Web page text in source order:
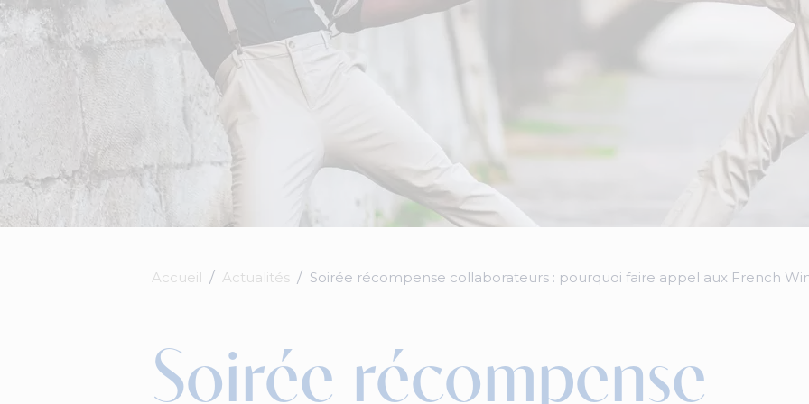
Accueil Actualités Soirée récompense collaborateurs : pourquoi faire appel aux French
Soirée récompense